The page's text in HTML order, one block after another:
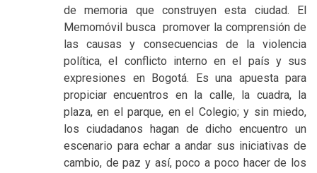
de memoria que construyen esta ciudad. El
Memomóvil busca promover la comprensión de
las causas y consecuencias de la violencia
política, el conflicto interno en el país y sus
expresiones en Bogotá. Es una apuesta para
propiciar encuentros en la calle, la cuadra, la
plaza, en el parque, en el Colegio; y sin miedo,
los ciudadanos hagan de dicho encuentro un
escenario para echar a andar sus iniciativas de
cambio, de paz y así, poco a poco hacer de los